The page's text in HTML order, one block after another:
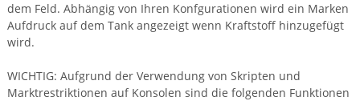
dem Feld. Abhängig von Ihren Konfgurationen wird ein Marken
Aufdruck auf dem Tank angezeigt wenn Kraftstoff hinzugefügt
wird.
WICHTIG: Aufgrund der Verwendung von Skripten und
Marktrestriktionen auf Konsolen sind die folgenden Funktionen